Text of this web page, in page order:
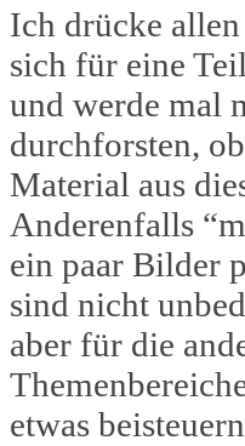
Ich drücke
sich für eine
und werde mal
durchforsten,
Material aus
Anderenfalls
ein paar Bilder
sind nicht
aber für die
etwas